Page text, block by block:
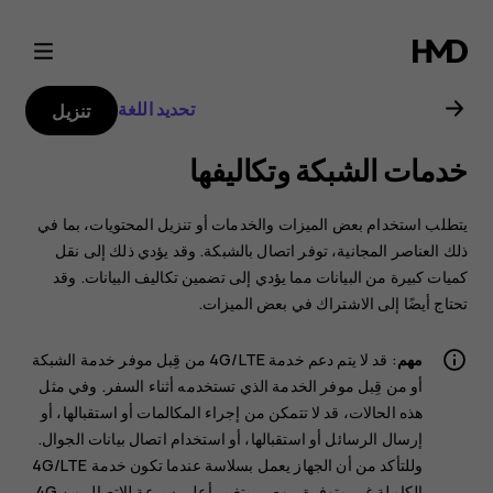
دليل
مستخدم
هاتف
Nokia
8.1
تحديد اللغة تنزيل
خدمات الشبكة وتكاليفها
يتطلب استخدام بعض الميزات والخدمات أو تنزيل المحتويات، بما في
ذلك العناصر المجانية، توفر اتصال بالشبكة. وقد يؤدي ذلك إلى نقل
كميات كبيرة من البيانات مما يؤدي إلى تضمين تكاليف البيانات. وقد
تحتاج أيضًا إلى الاشتراك في بعض الميزات.
مهم
: قد لا يتم دعم خدمة 4G/LTE من قِبل موفر خدمة الشبكة
أو من قِبل موفر الخدمة الذي تستخدمه أثناء السفر. وفي مثل
هذه الحالات، قد لا تتمكن من إجراء المكالمات أو استقبالها، أو
إرسال الرسائل أو استقبالها، أو استخدام اتصال بيانات الجوال.
وللتأكد من أن الجهاز يعمل بسلاسة عندما تكون خدمة 4G/LTE